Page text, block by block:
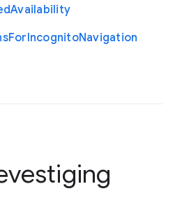
Availability
ForIncognitoNavigation